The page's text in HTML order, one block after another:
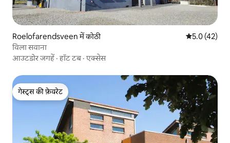
Roelofarendsveen में कोठी औसत रेटिंग 5
5.0 (42)
विला सवाना
आउटडोर जगहें ·हॉट टब·एक्सेस
गेस्ट्स की फ़ेवरेट
गेस्ट्स की फ़ेवरेट